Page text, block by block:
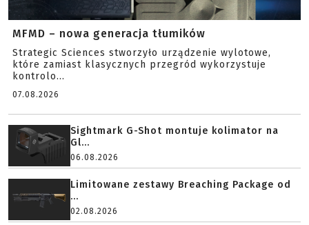
MFMD – nowa generacja tłumików
Strategic Sciences stworzyło urządzenie wylotowe,
które zamiast klasycznych przegród wykorzystuje
kontrolo...
07.08.2026
Sightmark G-Shot montuje kolimator na
Gl...
06.08.2026
Limitowane zestawy Breaching Package od
...
02.08.2026